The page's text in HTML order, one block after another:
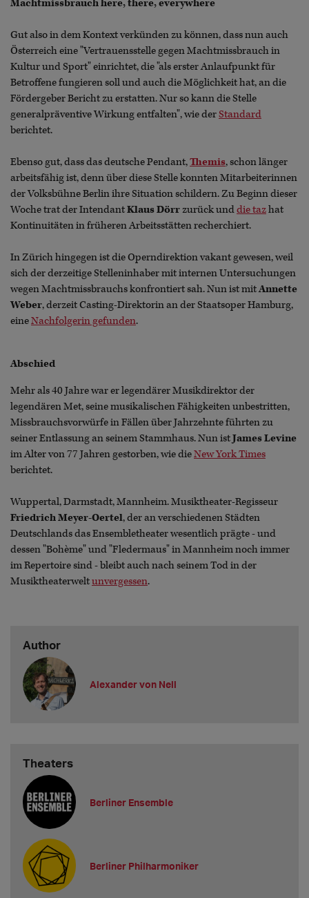
Machtmissbrauch here, there, everywhere
Gut also in dem Kontext verkünden zu können, dass nun auch
Österreich eine "Vertrauensstelle gegen Machtmissbrauch in
Kultur und Sport" einrichtet, die "als erster Anlaufpunkt für
Betroffene fungieren soll und auch die Möglichkeit hat, an die
Fördergeber Bericht zu erstatten. Nur so kann die Stelle
generalpräventive Wirkung entfalten", wie derStandard
berichtet.
Ebenso gut, dass das deutsche Pendant,Themis, schon länger
arbeitsfähig ist, denn über diese Stelle konnten Mitarbeiterinnen
der Volksbühne Berlin ihre Situation schildern. Zu Beginn dieser
Woche trat der IntendantKlaus Dörrzurück unddie tazhat
Kontinuitäten in früheren Arbeitsstätten recherchiert.
In Zürich hingegen ist die Operndirektion vakant gewesen, weil
sich der derzeitige Stelleninhaber mit internen Untersuchungen
wegen Machtmissbrauchs konfrontiert sah. Nun ist mitAnnette
Weber, derzeit Casting-Direktorin an der Staatsoper Hamburg,
eineNachfolgerin gefunden.
Abschied
Mehr als 40 Jahre war er legendärer Musikdirektor der
legendären Met, seine musikalischen Fähigkeiten unbestritten,
Missbrauchsvorwürfe in Fällen über Jahrzehnte führten zu
seiner Entlassung an seinem Stammhaus. Nun istJames Levine
im Alter von 77 Jahren gestorben, wie dieNew York Times
berichtet.
Wuppertal, Darmstadt, Mannheim. Musiktheater-Regisseur
Friedrich Meyer-Oertel, der an verschiedenen Städten
Deutschlands das Ensembletheater wesentlich prägte - und
dessen "Bohème" und "Fledermaus" in Mannheim noch immer
im Repertoire sind - bleibt auch nach seinem Tod in der
Musiktheaterweltunvergessen.
Author
Alexander von Nell
Theaters
Berliner Ensemble
Berliner Philharmoniker